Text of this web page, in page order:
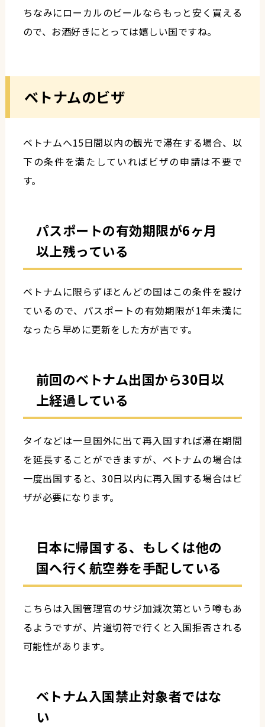
ちなみにローカルのビールならもっと安く買える
ので、お酒好きにとっては嬉しい国ですね。
ベトナムのビザ
ベトナムへ15日間以内の観光で滞在する場合、以
下の条件を満たしていればビザの申請は不要で
す。
パスポートの有効期限が6ヶ月
以上残っている
ベトナムに限らずほとんどの国はこの条件を設け
ているので、パスポートの有効期限が1年未満に
なったら早めに更新をした方が吉です。
前回のベトナム出国から30日以
上経過している
タイなどは一旦国外に出て再入国すれば滞在期間
を延長することができますが、ベトナムの場合は
一度出国すると、30日以内に再入国する場合はビ
ザが必要になります。
日本に帰国する、もしくは他の
国へ行く航空券を手配している
こちらは入国管理官のサジ加減次第という噂もあ
るようですが、片道切符で行くと入国拒否される
可能性があります。
ベトナム入国禁止対象者ではな
い